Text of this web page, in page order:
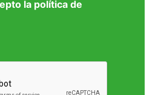
la política de